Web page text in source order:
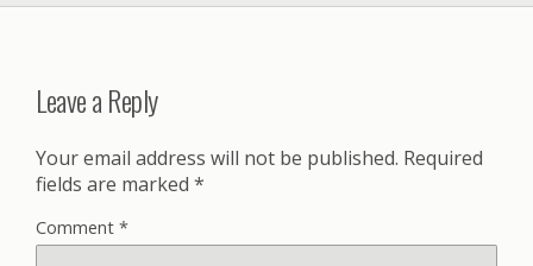
Leave a Reply
Your email address will not be published. Required
fields are marked *
Comment *